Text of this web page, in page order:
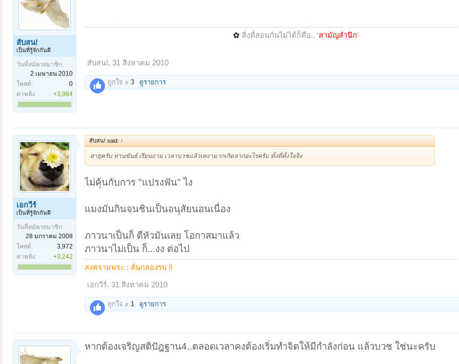
สับสน!
เป็นที่รู้จักกันดี
วันที่สมัครสมาชิก:
2 เมษายน 2010
โพสต์:
0
ค่าพลัง:
+3,984
✿ สิ่งที่สอนกันไม่ได้ก็คือ.. 'สามัญสำนึก'
สับสน!, 31 สิงหาคม 2010
ถูกใจ x 3 ดูรายการ
เอกวีร์
เป็นที่รู้จักกันดี
วันที่สมัครสมาชิก:
28 มกราคม 2008
โพสต์:
3,972
ค่าพลัง:
+3,242
สับสน! said: ↑
สาธุครับ ท่านขันธ์ เรียนถาม เวลาบวชแล้วเหงามากเกิดจากอะไรครับ ทั้งที่ตั้งใจจิง
ไม่คุ้นกับการ "แปรงฟัน" ไง
แมงมันกินจนชินเป็นอนุสัยนอนเนื่อง
ภาวนาเป็นก็ ตีหัวมันเลย โอกาสมาแล้ว
ภาวนาไม่เป็น ก็...งง ต่อไป
สงครามพระ : ลั่นกลองรบ !!
เอกวีร์, 31 สิงหาคม 2010
ถูกใจ x 1 ดูรายการ
หากต้องเจริญสติปัฎฐาน4..ตลอดเวลาคงต้องเริ่มทำจิตให้มีกำลังก่อน แล้วบวช ใช่นะครับ